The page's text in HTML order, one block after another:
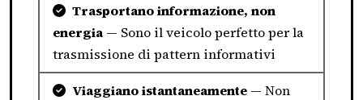
Trasportano informazione, non
energia— Sono il veicolo perfetto per la
trasmissione di pattern informativi
Viaggiano istantaneamente — Non